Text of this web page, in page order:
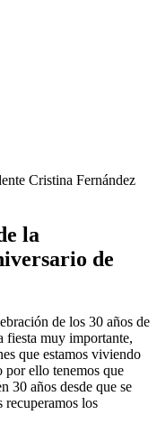
Cristina Fernández
la
de
de los 30 años de
fiesta muy importante,
que estamos viviendo
por ello tenemos que
30 años desde que se
recuperamos los